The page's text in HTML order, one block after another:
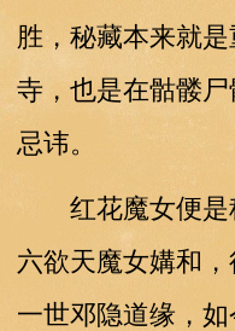
胜，秘藏本来就
寺，也是在骷髅
忌讳。
红花魔女便是
六欲天魔女媾和
一世邓隐道缘，